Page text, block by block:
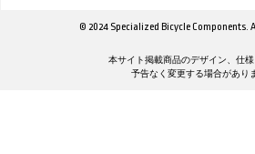
© 2024 Specialized Bicycle Components.
本サイト掲載商品のデザイン、仕
予告なく変更する場合があり